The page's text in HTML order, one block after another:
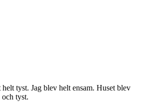
tyst. Jag blev helt ensam. Huset blev
tyst.